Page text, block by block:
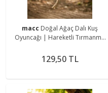
macc Doğal Ağaç Dalı Kuş
Oyuncağı | Hareketli Tırmanma
129,50 TL